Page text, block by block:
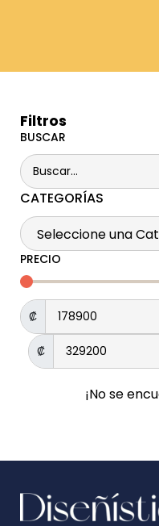
Filtros
BUSCAR
CATEGORÍAS
PRECIO
₡
₡
¡No se